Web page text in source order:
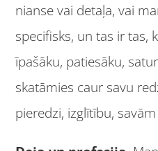
nianse vai detaļa, vai
specifisks, un tas ir tas,
īpašāku, patiesāku,
skatāmies caur savu
pieredzi, izglītību,